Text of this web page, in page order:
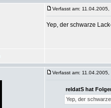
Verfasst am: 11.04.2005,
Yep, der schwarze
Verfasst am: 11.04.2005,
reldatS hat
Yep, der